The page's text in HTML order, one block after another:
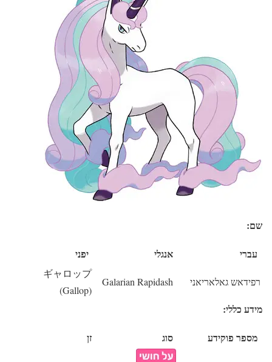
שם:
עברי אנגלי יפני
רפידאש גאלאריאני
ギャロップ
(Gallop)
מידע כללי:
מספר פוקידע סוג זן